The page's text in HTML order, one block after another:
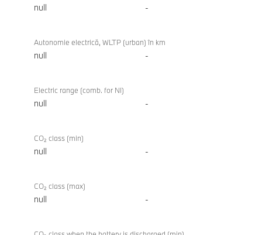
null -
Autonomie electrică, WLTP (urban) în km
null -
Electric range (comb. for NI)
null -
CO₂ class (min)
null -
CO₂ class (max)
null -